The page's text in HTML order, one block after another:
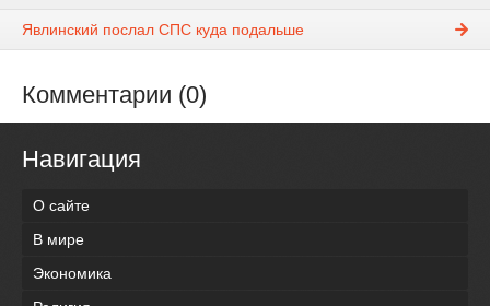
Явлинский послал СПС куда подальше
Комментарии (0)
Навигация
О сайте
В мире
Экономика